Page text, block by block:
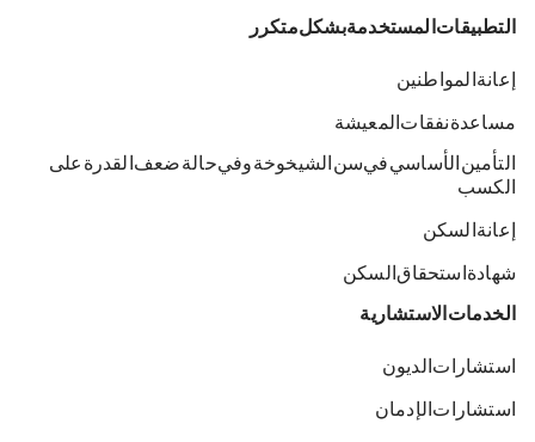
التطبيقات المستخدمة بشكل متكرر
إعانة المواطنين
مساعدة نفقات المعيشة
التأمين الأساسي في سن الشيخوخة وفي حالة ضعف القدرة على
الكسب
إعانة السكن
شهادة استحقاق السكن
الخدمات الاستشارية
استشارات الديون
استشارات الإدمان